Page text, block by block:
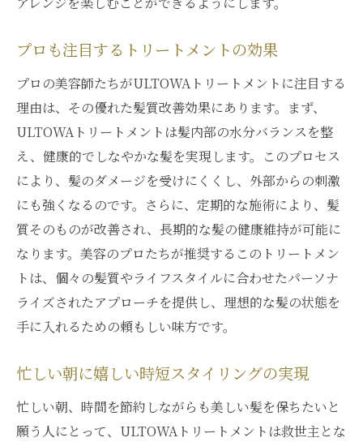
プロも注目するトリートメントの効果
プロの美容師たちがULTOWAトリートメントに注目する
理由は、その優れた髪質改善効果にあります。まず、
ULTOWAトリートメントは髪内部の水分バランスを整
え、健康的でしなやかな髪を実現します。このプロセス
により、髪のダメージを受けにくくし、外部からの刺激
にも強くなるのです。さらに、定期的な施術により、髪
質そのものが改善され、長期的な髪の健康維持が可能に
なります。美容のプロたちが推奨するこのトリートメン
トは、個々の髪質やライフスタイルに合わせたパーソナ
ライズされたアプローチを提供し、理想的な髪の状態を
手に入れるための頼もしい味方です。
忙しい朝に嬉しい時短スタイリングの実現
忙しい朝、時間を節約しながらも美しい髪を保ちたいと
願う人にとって、ULTOWAトリートメントは救世主とな